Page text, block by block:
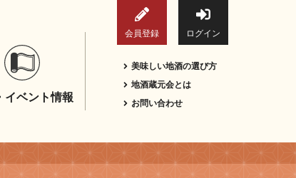
会員登録 ログイン
イベント情報
美味しい地酒の選び方
地酒蔵元会とは
お問い合わせ